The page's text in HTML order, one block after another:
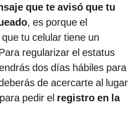
que te avisó que tu
, es porque el
tu celular tiene un
regularizar el estatus
dos días hábiles para
de acercarte al lugar
pedir el registro en la